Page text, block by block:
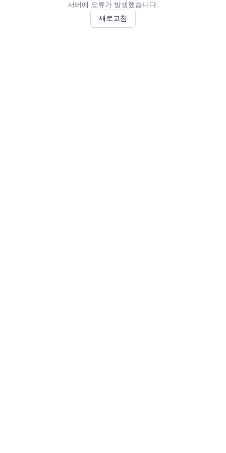
서버에 오류가 발생했습니다.
새로고침